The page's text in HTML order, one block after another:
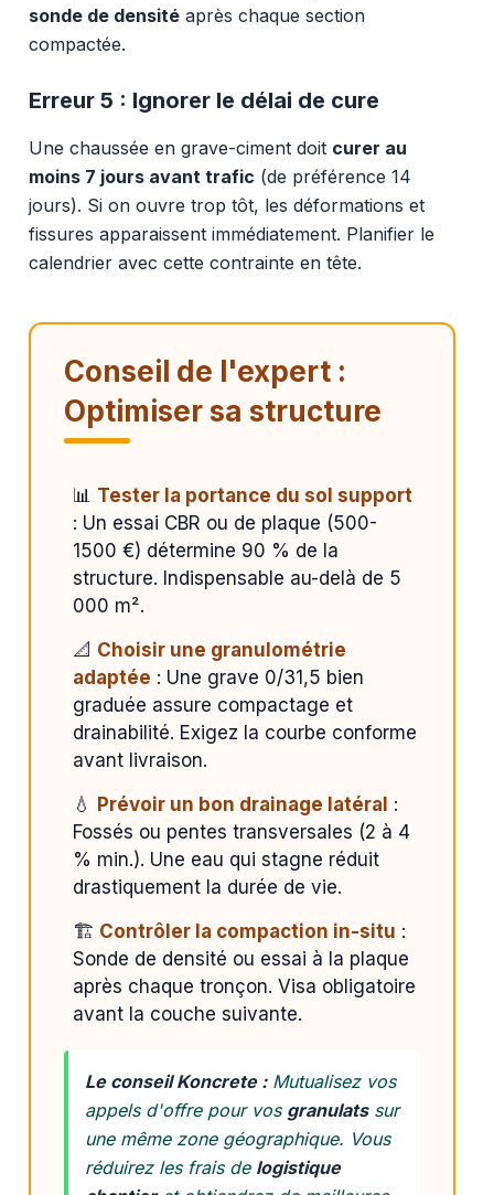
sonde de densitéaprès chaque section
compactée.
Erreur 5 : Ignorer le délai de cure
Une chaussée en grave-ciment doit curer au
moins 7 jours avant trafic (de préférence 14
jours). Si on ouvre trop tôt, les déformations et
fissures apparaissent immédiatement. Planifier le
calendrier avec cette contrainte en tête.
Conseil de l'expert :
Optimiser sa structure
📊 Tester la portance du sol support
: Un essai CBR ou de plaque (500-
1500 €) détermine 90 % de la
structure. Indispensable au-delà de 5
000 m².
📐 Choisir une granulométrie
adaptée : Une grave 0/31,5 bien
graduée assure compactage et
drainabilité. Exigez la courbe conforme
avant livraison.
💧 Prévoir un bon drainage latéral :
Fossés ou pentes transversales (2 à 4
% min.). Une eau qui stagne réduit
drastiquement la durée de vie.
🏗️ Contrôler la compaction in-situ :
Sonde de densité ou essai à la plaque
après chaque tronçon. Visa obligatoire
avant la couche suivante.
Le conseil Koncrete :Mutualisez vos
appels d'offre pour vos granulatssur
une même zone géographique. Vous
réduirez les frais de logistique